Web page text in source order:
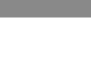
。
按下列方式联络健
跟进。